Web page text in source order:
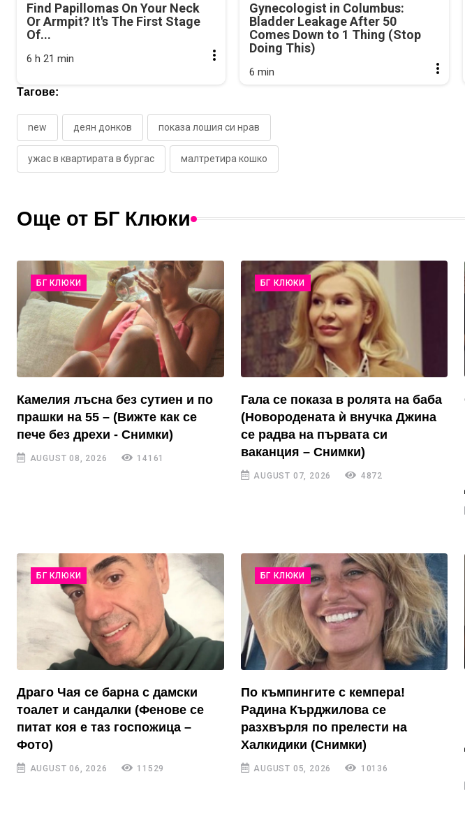
Find Papillomas On Your Neck
Or Armpit? It's The First Stage
Of...
6 h 21 min
Gynecologist in Columbus:
Bladder Leakage After 50
Comes Down to 1 Thing (Stop
Doing This)
6 min
Тагове:
new деян донков показа лошия си нрав
ужас в квартирата в бургас малтретира кошко
Още от БГ Клюки
БГ КЛЮКИ
Камелия лъсна без сутиен и по
прашки на 55 – (Вижте как се
пече без дрехи - Снимки)
AUGUST 08, 2026 14161
БГ КЛЮКИ
Гала се показа в ролята на баба
(Новородената ѝ внучка Джина
се радва на първата си
ваканция – Снимки)
AUGUST 07, 2026 4872
БГ КЛЮКИ
Драго Чая се барна с дамски
тоалет и сандалки (Фенове се
питат коя е таз госпожица –
Фото)
AUGUST 06, 2026 11529
БГ КЛЮКИ
По къмпингите с кемпера!
Радина Кърджилова се
разхвърля по прелести на
Халкидики (Снимки)
AUGUST 05, 2026 10136